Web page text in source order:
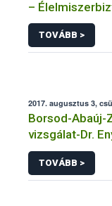
–
új kenyér
TOVÁBB >
2017. augusztus 3,
Borsod-Abaúj-
vizsgálat-Dr.
Bölcsőde
TOVÁBB >